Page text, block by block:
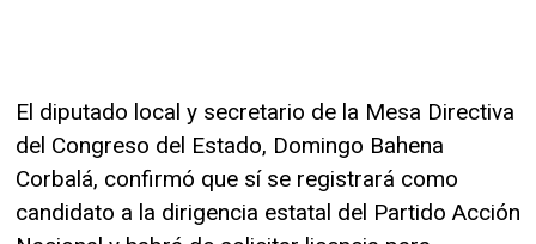
El diputado local y secretario de la Mesa Directiva
del Congreso del Estado, Domingo Bahena
Corbalá, confirmó que sí se registrará como
candidato a la dirigencia estatal del Partido Acción